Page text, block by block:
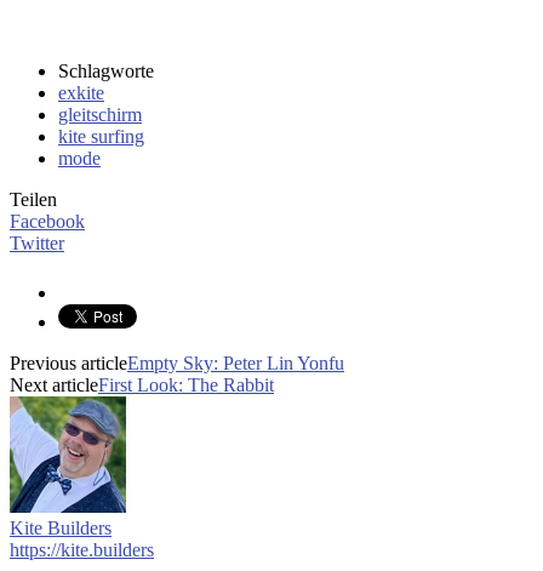
Schlagworte
exkite
gleitschirm
kite surfing
mode
Teilen
Facebook
Twitter
Previous articleEmpty Sky: Peter Lin Yonfu
Next articleFirst Look: The Rabbit
Kite Builders
https://kite.builders